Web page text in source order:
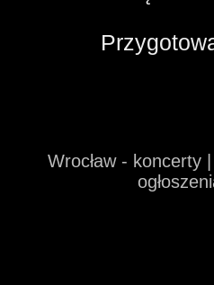
Wrocław - koncerty